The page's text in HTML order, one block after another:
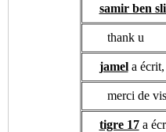
samir ben
thank u
jamela écrit,
merci de
tigre 17a